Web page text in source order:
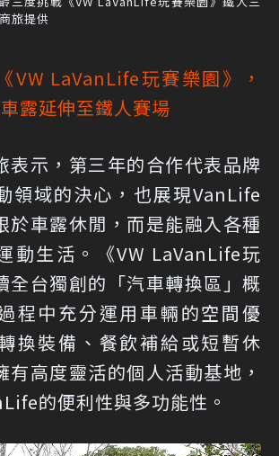
旅提供
VW LaVanLife玩賽樂園》，
露延伸至鐵人賽場
表示，第三年的合作代表品牌
領域的決心，也展現VanLife
於車露休閒，而是能融入各種
動生活。《VW LaVanLife玩
全台獨創的「汽車轉換區」概
程中充分運用車輛的空間優
換裝備、餐飲補給或短暫休
有高度靈活的個人活動基地，
的便利性與多功能性。